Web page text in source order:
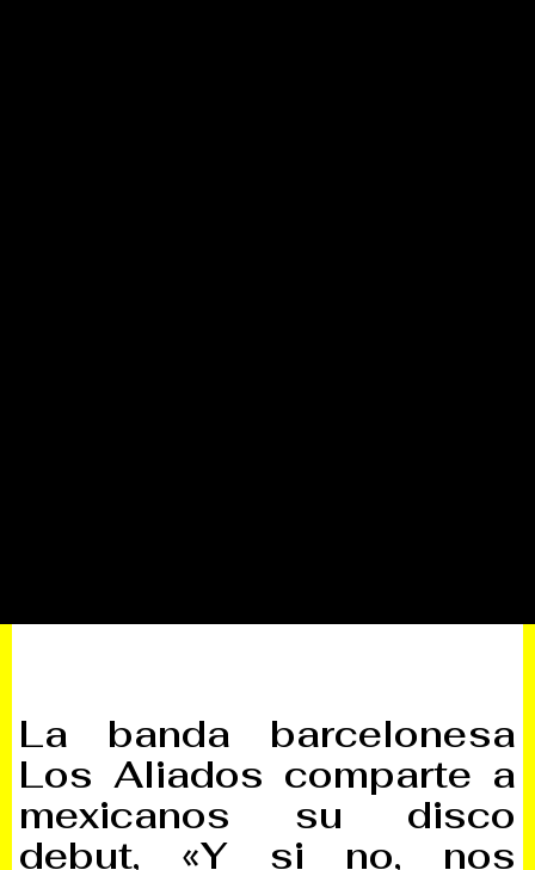
La banda barcelonesa
Los Aliados comparte a
mexicanos su disco
debut, «Y si no, nos